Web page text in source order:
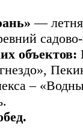
—
объектов:
–